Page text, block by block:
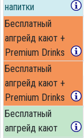
напитки
Бесплатный
апгрейд кают +
Premium Drinks
Бесплатный
апгрейд кают +
Premium Drinks
Бесплатный
апгрейд кают